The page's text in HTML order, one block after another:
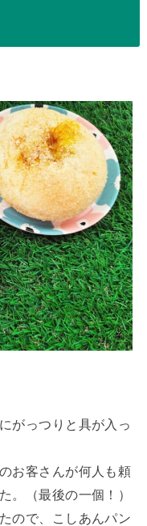
がっつりと具が入っ
お客さんが何人も頼
。（最後の一個！）
ので、こしあんパン